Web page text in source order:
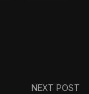
NEXT POST